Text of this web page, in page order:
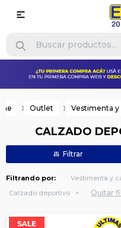

Outlet Vestimenta y
CALZADO
Filtrando por: Vestimenta y
Calzado deportivo
Quitar